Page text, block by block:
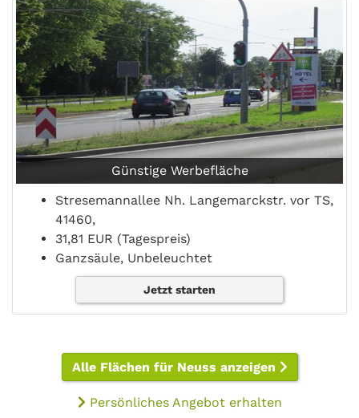
Günstige Werbefläche
Stresemannallee Nh. Langemarckstr. vor TS,
41460,
31,81 EUR (Tagespreis)
Ganzsäule, Unbeleuchtet
Jetzt starten
Alle Flächen für Neuss anzeigen
Persönliches Angebot erhalten